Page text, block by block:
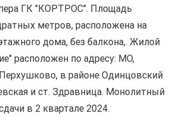
ГК "КОРТРОС". Площадь
метров, расположена на
дома, без балкона,. Жилой
расположен по адресу: МО,
в районе Одинцовский
и ст. Здравница. Монолитный
в 2 квартале 2024.